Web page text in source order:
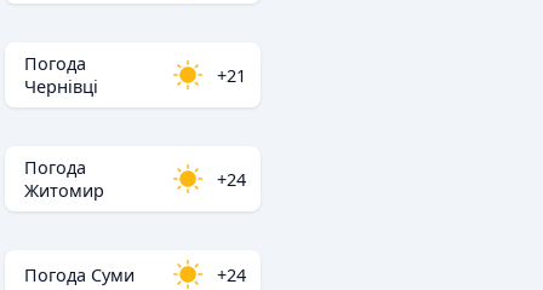
Погода
Чернівці
+21
Погода
Житомир
+24
Погода Суми +24